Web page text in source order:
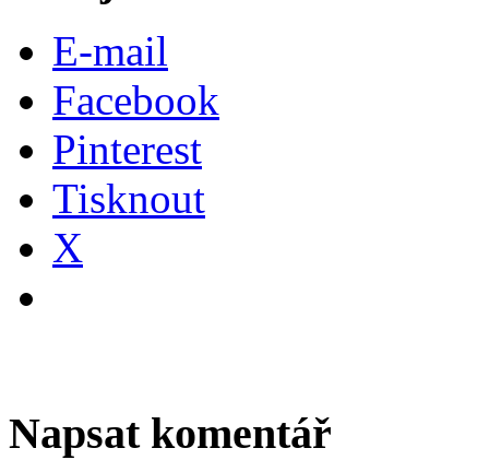
E-mail
Facebook
Pinterest
Tisknout
X
Napsat komentář